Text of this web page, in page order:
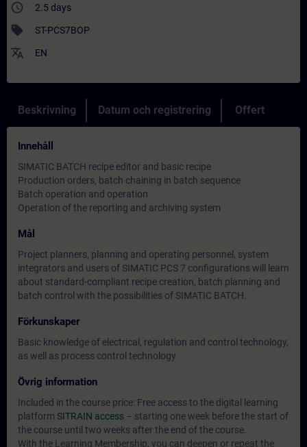
access_time 2.5 days
sell ST-PCS7BOP
translate EN
Beskrivning Datum och registrering Offert
Innehåll
SIMATIC BATCH recipe editor and basic recipe
Production orders, batch chaining in batch sequence
Batch operation and operation
Operation of the reporting and archiving system
Mål
Project planners, planning and operating personnel, system
integrators and users of SIMATIC PCS 7 configurations will learn
about standard-compliant recipe creation, batch planning and
batch control with the possibilities of SIMATIC BATCH.
Förkunskaper
Basic knowledge of electrical, regulation and control technology,
as well as process control technology
Övrig information
Included in the course price: Free access to the digital learning
platform SITRAIN access – starting one week before the start of
the course until two weeks after the end of the course.
With the Learning Membership, you can deepen or repeat the